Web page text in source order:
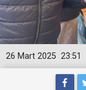
23:51
26 Mart 2025